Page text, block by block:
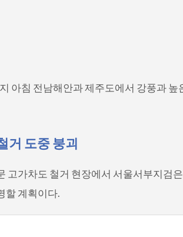
아침 전남해안과 제주도에서 강풍과 높
거 도중 붕괴
고가차도 철거 현장에서 서울서부지검
할 계획이다.